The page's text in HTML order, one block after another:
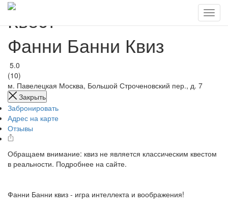
Квест
Фанни Банни Квиз
5.0
(10)
м. Павелецкая Москва, Большой Строченовский пер., д. 7
Закрыть
Забронировать
Адрес на карте
Отзывы
Обращаем внимание: квиз не является классическим квестом
в реальности. Подробнее на сайте.
Фанни Банни квиз - игра интеллекта и воображения!